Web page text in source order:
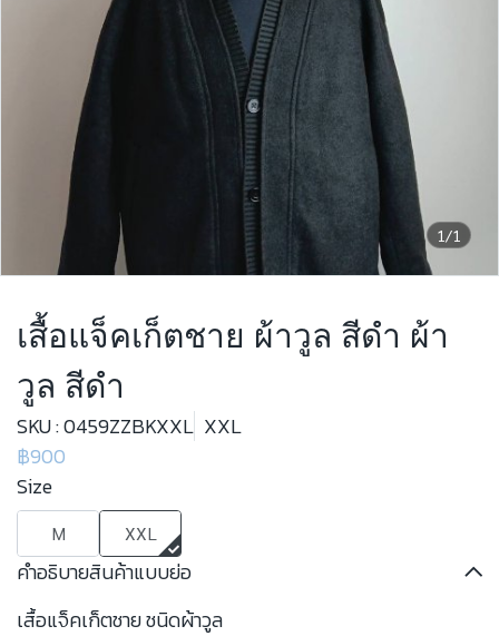
1/1
เสื้อแจ็คเก็ตชาย ผ้าวูล สีดำ ผ้า
วูล สีดำ
SKU : 0459ZZBKXXL XXL
฿900
Size
M XXL
คำอธิบายสินค้าแบบย่อ
เสื้อแจ็คเก็ตชาย ชนิดผ้าวูล